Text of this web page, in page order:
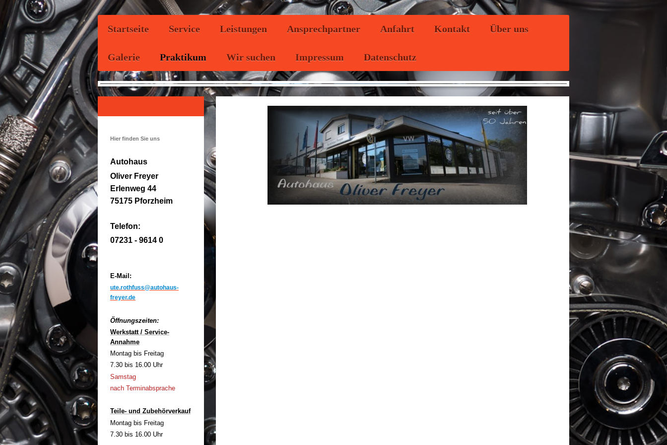
Startseite Service Leistungen Ansprechpartner Anfahrt Kontakt Über uns
Galerie Praktikum Wir suchen Impressum Datenschutz
Hier finden Sie uns
Autohaus
Oliver Freyer
Erlenweg 44
75175 Pforzheim
Telefon:
07231 - 9614 0
E-Mail:
ute.rothfuss@autohaus-
freyer.de
Öffnungszeiten:
Werkstatt / Service-
Annahme
Montag bis Freitag
7.30 bis 16.00 Uhr
Samstag
nach Terminabsprache
Teile- und Zubehörverkauf
Montag bis Freitag
7.30 bis 16.00 Uhr